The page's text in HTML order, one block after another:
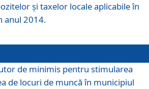
şi taxelor locale aplicabile în
anul 2014.
de minimis pentru stimularea
de locuri de muncă în municipiul